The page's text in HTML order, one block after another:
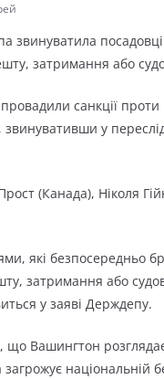
звинуватила
затримання або
санкції
звинувативши у
(Канада), Ніколя
які безпосередньо
затримання або
у заяві Держдепу.
що Вашингтон
національній